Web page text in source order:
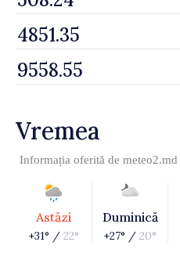
Vremea
Informația oferită de meteo2.md
Astăzi
+31° / 22°
Duminică
+27° / 20°